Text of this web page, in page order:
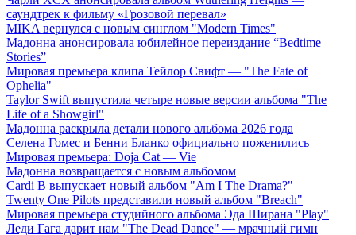
саундтрек к фильму «Грозовой перевал»
MIKA вернулся с новым синглом "Modern Times"
Мадонна анонсировала юбилейное переиздание “Bedtime
Stories”
Мировая премьера клипа Тейлор Свифт — "The Fate of
Ophelia"
Taylor Swift выпустила четыре новые версии альбома "The
Life of a Showgirl"
Мадонна раскрыла детали нового альбома 2026 года
Селена Гомес и Бенни Бланко официально поженились
Мировая премьера: Doja Cat — Vie
Мадонна возвращается с новым альбомом
Cardi B выпускает новый альбом "Am I The Drama?"
Twenty One Pilots представили новый альбом "Breach"
Мировая премьера студийного альбома Эда Ширана "Play"
Леди Гага дарит нам "The Dead Dance" — мрачный гимн